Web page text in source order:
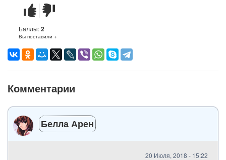
Стих
понравился
Стих
не
понравился
Баллы:2
Вы поставили +
Комментарии
Белла Арен
20 Июля, 2018 - 15:22